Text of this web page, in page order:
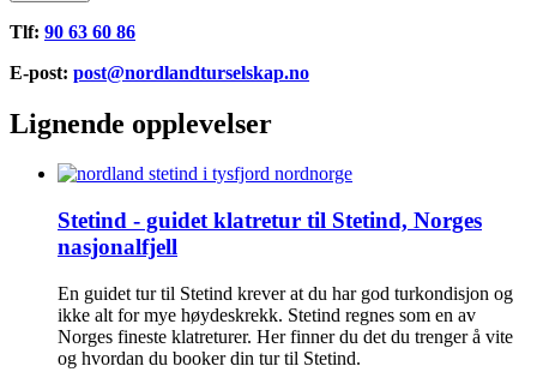
Tlf: 90 63 60 86
E-post: post@nordlandturselskap.no
Lignende opplevelser
Stetind - guidet klatretur til Stetind, Norges
nasjonalfjell
En guidet tur til Stetind krever at du har god turkondisjon og
ikke alt for mye høydeskrekk. Stetind regnes som en av
Norges fineste klatreturer. Her finner du det du trenger å vite
og hvordan du booker din tur til Stetind.